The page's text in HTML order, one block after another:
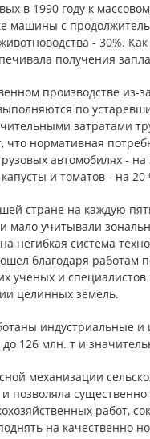
в 1990 году к
машины с
- 30%.
получения
производстве
по
затратами
нормативная
автомобилях -
и томатов - на 20
стране на каждую
мало учитывали
негибкая система
благодаря работам
ученых и
целинных земель.
индустриальные
126 млн. т и
механизации
позволяла
работ,
на качественно